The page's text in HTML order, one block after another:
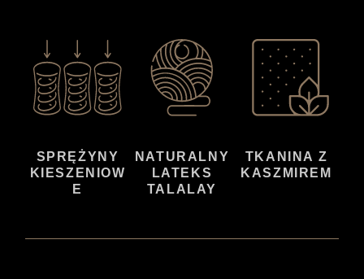
SPRĘŻYNY
KIESZENIOW
E
NATURALNY
LATEKS
TALALAY
TKANINA Z
KASZMIREM